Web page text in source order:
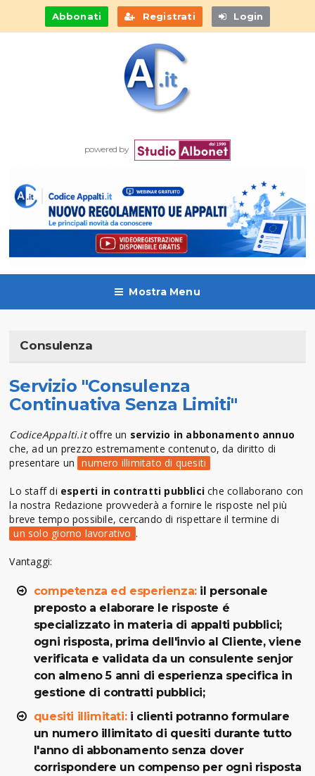
Abbonati Registrati Login
powered by
Mostra Menu
Consulenza
Servizio "Consulenza
Continuativa Senza Limiti"
CodiceAppalti.itoffre un servizio in abbonamento annuo
che, ad un prezzo estremamente contenuto, da diritto di
presentare un numero illimitato di quesiti
Lo staff di esperti in contratti pubblici che collaborano con
la nostra Redazione provvederà a fornire le risposte nel più
breve tempo possibile, cercando di rispettare il termine di
un solo giorno lavorativo .
Vantaggi:
competenza ed esperienza:il personale
preposto a elaborare le risposte é
specializzato in materia di appalti pubblici;
ogni risposta, prima dell'invio al Cliente, viene
verificata e validata da un consulente senjor
con almeno 5 anni di esperienza specifica in
gestione di contratti pubblici;
quesiti illimitati:i clienti potranno formulare
un numero illimitato di quesiti durante tutto
l'anno di abbonamento senza dover
corrispondere un compenso per ogni risposta